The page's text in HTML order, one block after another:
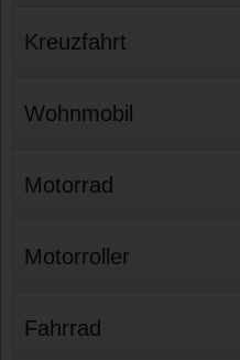
Kreuzfahrt
Wohnmobil
Motorrad
Motorroller
Fahrrad